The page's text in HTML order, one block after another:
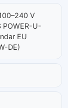
V
POWER-U-
EU
DE)